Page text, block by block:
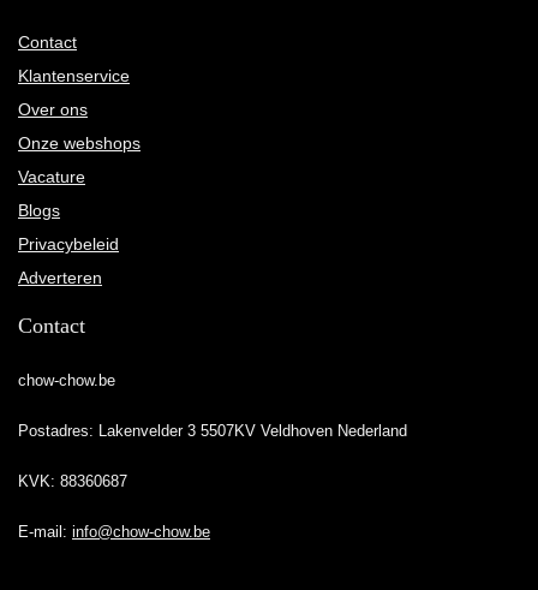
Contact
Klantenservice
Over ons
Onze webshops
Vacature
Blogs
Privacybeleid
Adverteren
Contact
chow-chow.be
Postadres: Lakenvelder 3 5507KV Veldhoven Nederland
KVK: 88360687
E-mail: info@chow-chow.be